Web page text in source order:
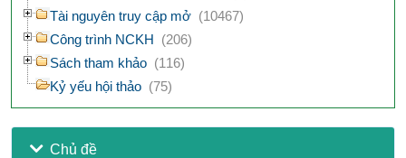
Tài nguyên truy cập mở (10467)
Công trình NCKH (206)
Sách tham khảo (116)
Kỷ yếu hội thảo (75)
Chủ đề